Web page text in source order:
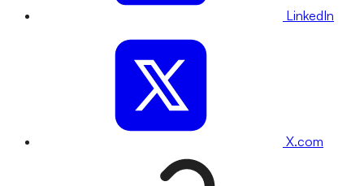
LinkedIn
X.com